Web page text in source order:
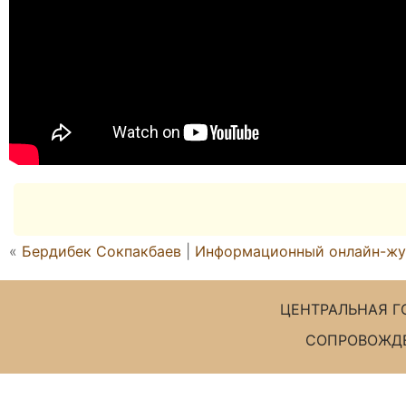
« Бердибек Сокпакбаев Информационный онлайн-
ЦЕНТРАЛЬНАЯ